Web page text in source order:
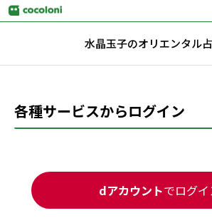
水晶玉子のオリエンタル
各種サービスからログイン
dアカウントでログイ